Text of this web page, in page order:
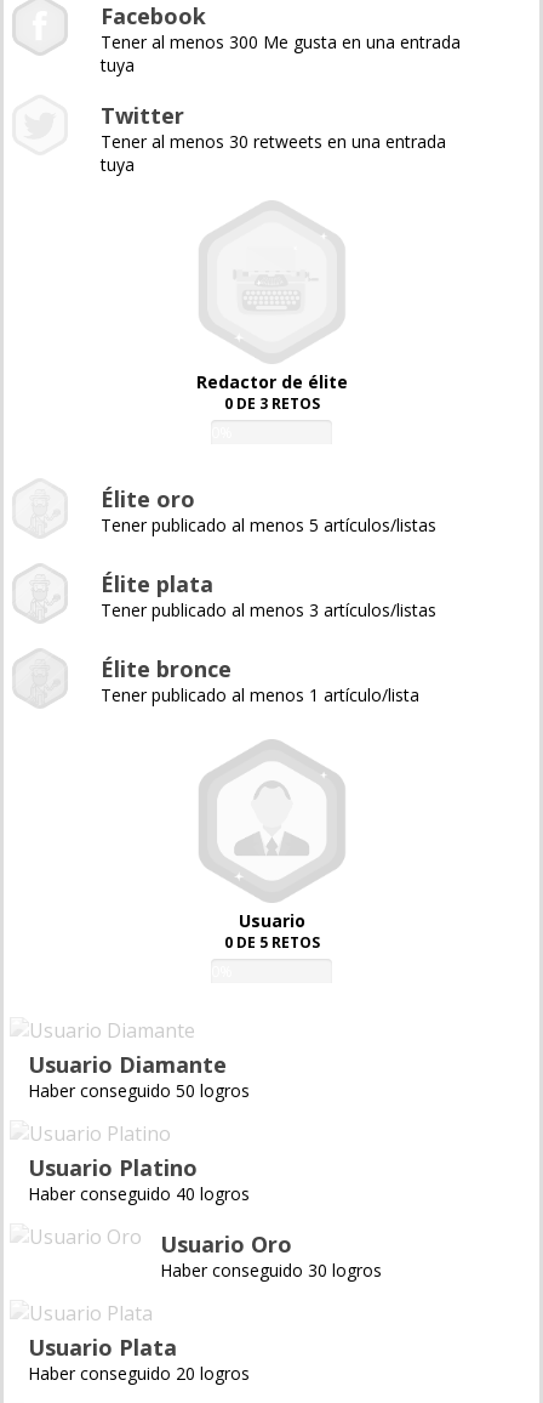
Facebook
Tener al menos 300 Me gusta en una entrada
tuya
Twitter
Tener al menos 30 retweets en una entrada
tuya
Redactor de élite
0 DE 3 RETOS
Élite oro
Tener publicado al menos 5 artículos/listas
Élite plata
Tener publicado al menos 3 artículos/listas
Élite bronce
Tener publicado al menos 1 artículo/lista
Usuario
0 DE 5 RETOS
Usuario Diamante
Haber conseguido 50 logros
Usuario Platino
Haber conseguido 40 logros
Usuario Oro
Haber conseguido 30 logros
Usuario Plata
Haber conseguido 20 logros